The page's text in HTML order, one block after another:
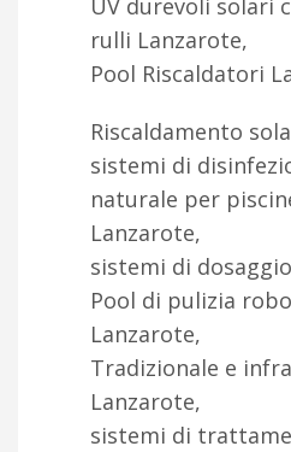
UV durevoli solari
rulli Lanzarote,
Pool Riscaldatori
Riscaldamento
sistemi di
naturale per
Lanzarote,
sistemi di
Pool di pulizia
Lanzarote,
Tradizionale e
Lanzarote,
sistemi di